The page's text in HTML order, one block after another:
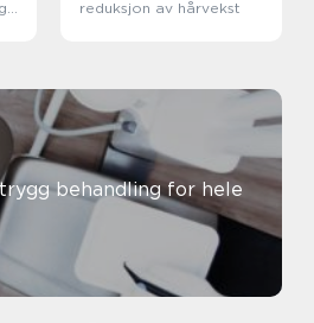
reduksjon av hårvekst